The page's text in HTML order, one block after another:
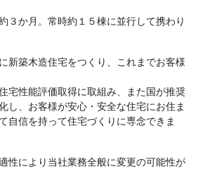
３か月。常時約１５棟に並行して携わり
新築木造住宅をつくり、これまでお客様
宅性能評価取得に取組み、また国が推奨
し、お客様が安心・安全な住宅にお住ま
自信を持って住宅づくりに専念できま
性により当社業務全般に変更の可能性が